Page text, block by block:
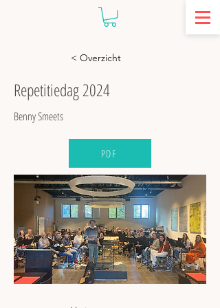
< Overzicht
Repetitiedag 2024
Benny Smeets
PDF